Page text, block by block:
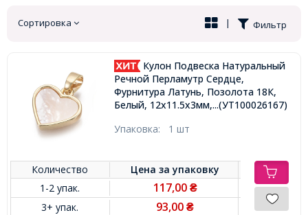
Сортировка Фильтр
|
Кулон Подвеска Натуральный
Речной Перламутр Сердце,
Фурнитура Латунь, Позолота 18К,
Белый, 12х11.5х3мм, Ответстие
...(УТ100026167)
Упаковка: 1 шт
Количество Цена заупаковку
1-2 упак.
117,00 ₴
3+ упак. 93,00₴